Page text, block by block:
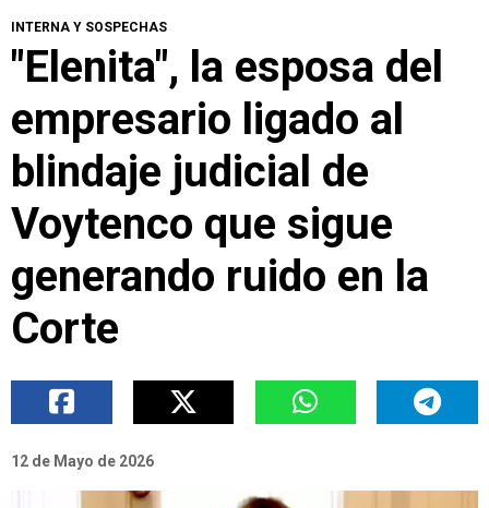
INTERNA Y SOSPECHAS
"Elenita", la esposa del
empresario ligado al
blindaje judicial de
Voytenco que sigue
generando ruido en la
Corte
12 de Mayo de 2026